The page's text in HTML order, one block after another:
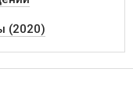
(2020)